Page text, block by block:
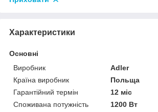
Характеристики
Основні
Виробник
Adler
Країна виробник
Польща
Гарантійний термін
12 міс
Споживана потужність
1200 Вт